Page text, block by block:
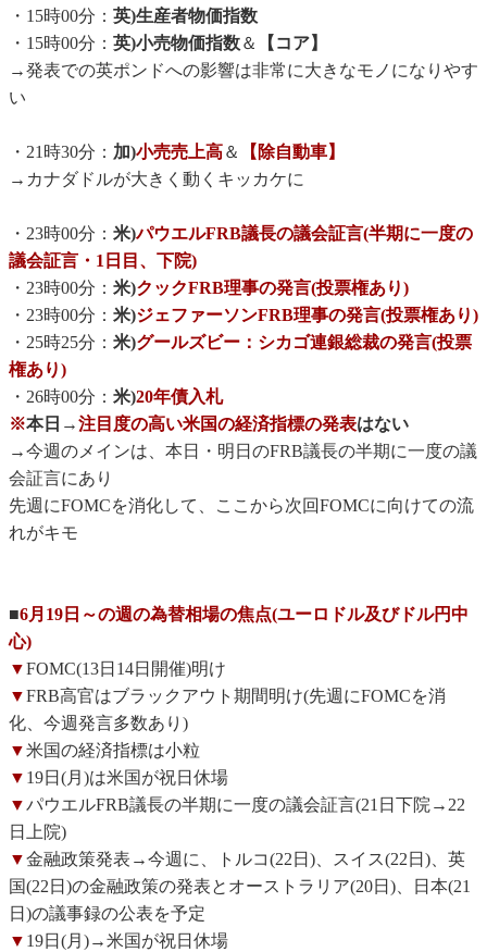
・15時00分： 英)生産者物価指数
・15時00分： 英)小売物価指数＆
【コア】
→発表での英ポンドへの影響は非常に大きなモノになりやす
い
・21時30分： 加)小売売上高＆
【除自動車】
→カナダドルが大きく動くキッカケに
・23時00分： 米)パウエルFRB議長の議会証言(半期に一度の
議会証言・1日目、下院)
・23時00分： 米)クックFRB理事の発言(投票権あり)
・23時00分： 米)ジェファーソンFRB理事の発言(投票権あり)
・25時25分： 米)グールズビー：シカゴ連銀総裁の発言(投票
権あり)
・26時00分： 米)20年債入札
※本日→注目度の高い米国の経済指標の発表はない
→今週のメインは、本日・明日のFRB議長の半期に一度の議
会証言にあり
先週にFOMCを消化して、ここから次回FOMCに向けての流
れがキモ
■6月19日～の週の為替相場の焦点(ユーロドル及びドル円中
心)
▼FOMC(13日14日開催)明け
▼FRB高官はブラックアウト期間明け(先週にFOMCを消
化、今週発言多数あり)
▼米国の経済指標は小粒
▼ 19日(月)は米国が祝日休場
▼パウエルFRB議長の半期に一度の議会証言(21日下院→22
日上院)
▼金融政策発表→今週に、トルコ(22日)、スイス(22日)、英
国(22日)の金融政策の発表とオーストラリア(20日)、日本(21
日)の議事録の公表を予定
▼ 19日(月)→米国が祝日休場